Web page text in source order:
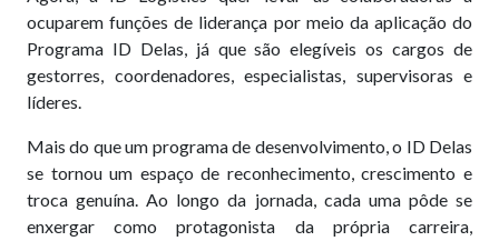
ocuparem funções de liderança por meio da aplicação do
Programa ID Delas, já que são elegíveis os cargos de
gestorres, coordenadores, especialistas, supervisoras e
líderes.
Mais do que um programa de desenvolvimento, o ID Delas
se tornou um espaço de reconhecimento, crescimento e
troca genuína. Ao longo da jornada, cada uma pôde se
enxergar como protagonista da própria carreira,